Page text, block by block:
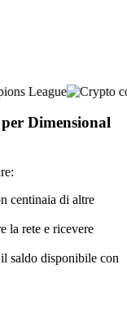
Dimensional
centinaia di altre
la rete e ricevere
saldo disponibile con